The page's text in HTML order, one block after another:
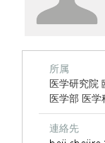
所属
医学研究院
医学部 医学
連絡先